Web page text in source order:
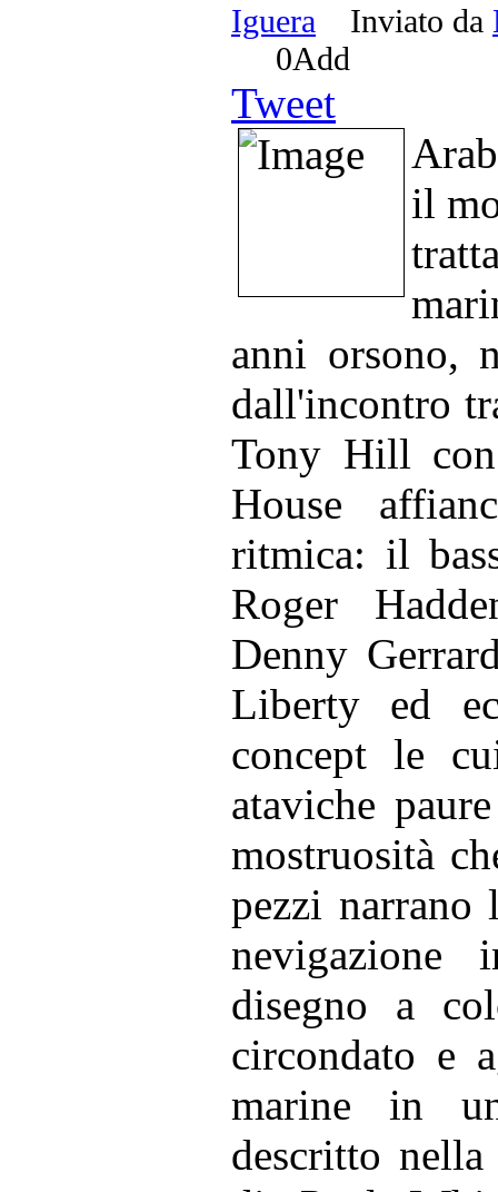
Inviato da
0Add
Tweet
il
anni orsono,
dall'incontro
Tony Hill
House
ritmica: il
Roger
Denny
Liberty ed
concept le
ataviche
mostruosità
pezzi
disegno a
circondato e
marine in
descritto nella